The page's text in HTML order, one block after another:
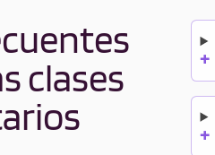
clases
+
+